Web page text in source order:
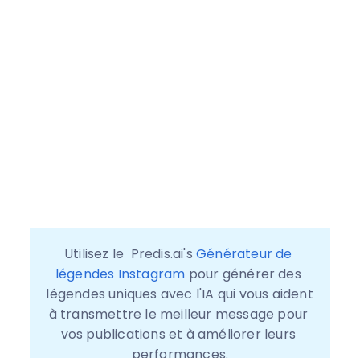
Utilisez le  Predis.ai's Générateur de
légendes Instagram pour générer des
légendes uniques avec l'IA qui vous aident
à transmettre le meilleur message pour
vos publications et à améliorer leurs